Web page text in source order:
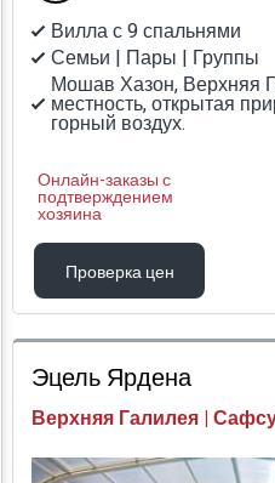
Вилла с 9 спальнями
Семьи | Пары | Группы
Мошав Хазон, Верхняя
местность, открытая
горный воздух.
Онлайн-заказы с
подтверждением
хозяина
Проверка цен
Проверка цен
Эцель Ярдена
Верхняя Галилея |